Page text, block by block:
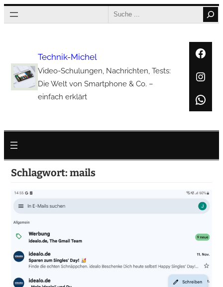
Zum
Inhalt
Search
Technik-Michel
Video-Schulungen, Nachrichten, Tests:
Die Welt von Smartphone & Co. –
einfach erklärt
Schlagwort: mails